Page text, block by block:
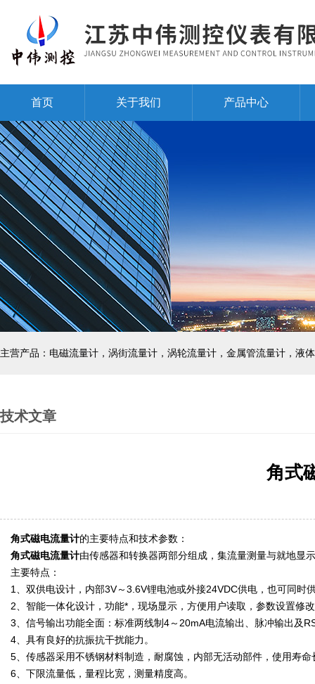
首页 关于我们 产品中心
主营产品：电磁流量计，涡街流量计，涡轮流量计，金属管流量计，液
技术文章
角式
角式磁电流量计的主要特点和技术参数 ：
角式磁电流量计由传感器和转换器两部分组成，集流量测量与就地显
主要特点：
1、双供电设计，内部3V～3.6V锂电池或外接24VDC供电，也可同时
2、智能一体化设计，功能*，现场显示，方便用户读取，参数设置修
3、信号输出功能全面：标准两线制4～20mA电流输出、脉冲输出及
4、具有良好的抗振抗干扰能力。
5、传感器采用不锈钢材料制造，耐腐蚀，内部无活动部件，使用寿
6、下限流量低，量程比宽，测量精度高。